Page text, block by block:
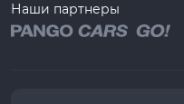
Наши партнеры